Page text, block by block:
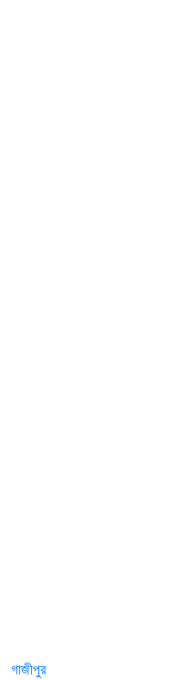
গাজীপুর